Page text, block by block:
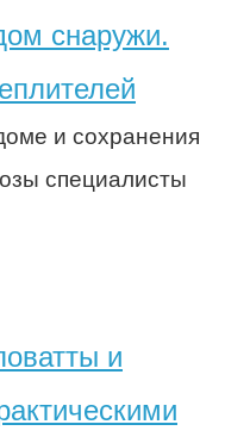
снаружи.
и сохранения
специалисты
и